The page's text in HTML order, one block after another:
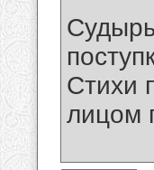
Стихи
лицом